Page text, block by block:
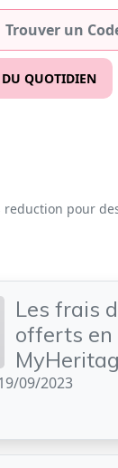
QUOTIDIEN
pour
Les frais
offerts en
09/2023